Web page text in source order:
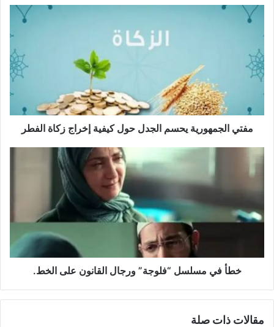
مفتي
الجمهورية
يحسم
الجدل
حول
كيفية
الفطر
مفتي الجمهورية يحسم الجدل حول كيفية إخراج زكاة الفطر
خطأ
في
مسلسل
“فلوجة”
القانون
خطأ في مسلسل “فلوجة” ورجال القانون على الخط.
مقالات ذات صلة